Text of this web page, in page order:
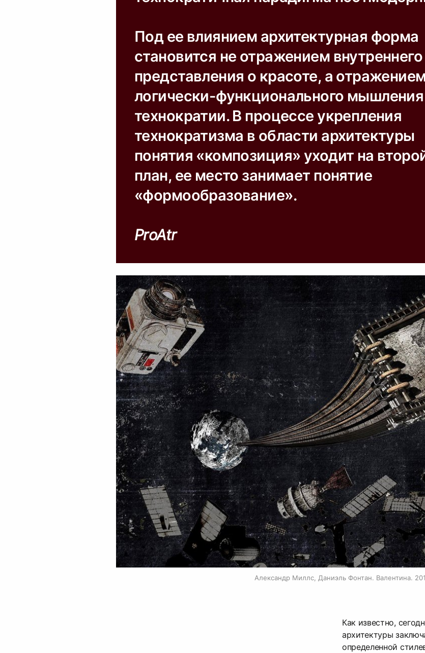
Под ее влиянием архитектурная форма
становится не отражением внутреннего
представления о красоте, а
логически-функционального мышления
технократии. В процессе укрепления
технократизма в области архитектуры
понятия «композиция» уходит на
план, ее место занимает понятие
«формообразование».
ProAtr
Александр Миллс, Даниэль Фонтан. Валентина.
Как известно,
архитектуры
определенной